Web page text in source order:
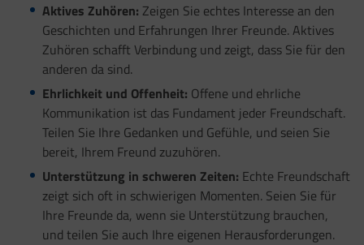
Aktives Zuhören: Zeigen Sie echtes Interesse an den
Geschichten und Erfahrungen Ihrer Freunde. Aktives
Zuhören schafft Verbindung und zeigt, dass Sie für den
anderen da sind.
Ehrlichkeit und Offenheit: Offene und ehrliche
Kommunikation ist das Fundament jeder Freundschaft.
Teilen Sie Ihre Gedanken und Gefühle, und seien Sie
bereit, Ihrem Freund zuzuhören.
Unterstützung in schweren Zeiten: Echte Freundschaft
zeigt sich oft in schwierigen Momenten. Seien Sie für
Ihre Freunde da, wenn sie Unterstützung brauchen,
und teilen Sie auch Ihre eigenen Herausforderungen.